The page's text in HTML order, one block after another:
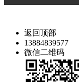
返回顶部
13884839577
微信二维码